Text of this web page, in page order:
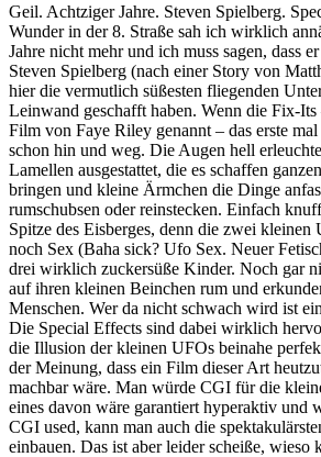
Geil. Achtziger Jahre. Steven Spielberg.
Wunder in der 8. Straße sah ich wirklich
Jahre nicht mehr und ich muss sagen, dass
Steven Spielberg (nach einer Story von
hier die vermutlich süßesten fliegenden
Leinwand geschafft haben. Wenn die Fix-
Film von Faye Riley genannt – das erste
schon hin und weg. Die Augen hell
Lamellen ausgestattet, die es schaffen
bringen und kleine Ärmchen die Dinge
rumschubsen oder reinstecken. Einfach
Spitze des Eisberges, denn die zwei kleinen
noch Sex (Baha sick? Ufo Sex. Neuer
drei wirklich zuckersüße Kinder. Noch gar
auf ihren kleinen Beinchen rum und
Menschen. Wer da nicht schwach wird ist
Die Special Effects sind dabei wirklich
die Illusion der kleinen UFOs beinahe
der Meinung, dass ein Film dieser Art
machbar wäre. Man würde CGI für die
eines davon wäre garantiert hyperaktiv und
CGI used, kann man auch die
einbauen. Das ist aber leider scheiße, wieso